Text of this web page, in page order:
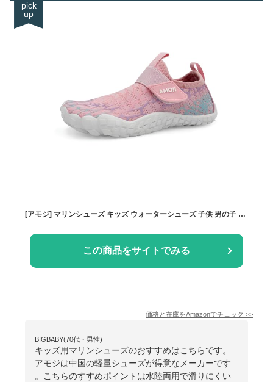
pick
up
[アモジ] マリンシューズ キッズ ウォーターシューズ 子供 男の子 アクアシューズ 女の子 子ども こども きっず ジュニア ビーチシューズ 水陸両用 川 靴 海 夏 排水 WTK2427 ピンク 18cm
この商品をサイトでみる
価格と在庫をAmazonでチェック >>
BIGBABY(70代・男性)
キッズ用マリンシューズのおすすめはこちらです。
アモジは中国の軽量シューズが得意なメーカーです
。こちらのすすめポイントは水陸両用で滑りにくい